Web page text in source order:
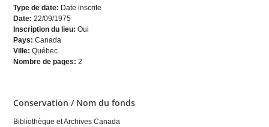
Type de date: Date inscrite
Date:22/09/1975
Inscription du lieu:Oui
Pays:Canada
Ville:Québec
Nombre de pages:2
Conservation / Nom du fonds
Bibliothèque et Archives Canada